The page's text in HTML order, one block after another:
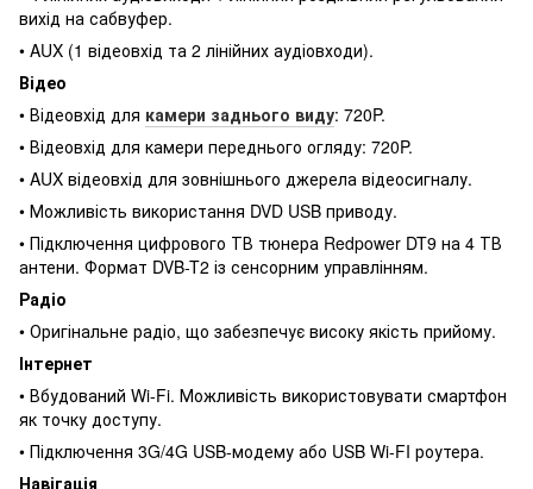
вихід на сабвуфер.
• AUX (1 відеовхід та 2 лінійних аудіовходи).
Відео
• Відеовхід для камери заднього виду: 720P.
• Відеовхід для камери переднього огляду: 720P.
• AUX відеовхід для зовнішнього джерела відеосигналу.
• Можливість використання DVD USB приводу.
• Підключення цифрового ТВ тюнера Redpower DT9 на 4 ТВ
антени. Формат DVB-T2 із сенсорним управлінням.
Радіо
• Оригінальне радіо, що забезпечує високу якість прийому.
Інтернет
• Вбудований Wi-Fi. Можливість використовувати смартфон
як точку доступу.
• Підключення 3G/4G USB-модему або USB Wi-FI роутера.
Навігація